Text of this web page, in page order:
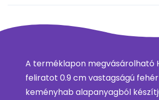
A terméklapon megvásárolható
feliratot 0.9 cm vastagságú
keményhab alapanyagból